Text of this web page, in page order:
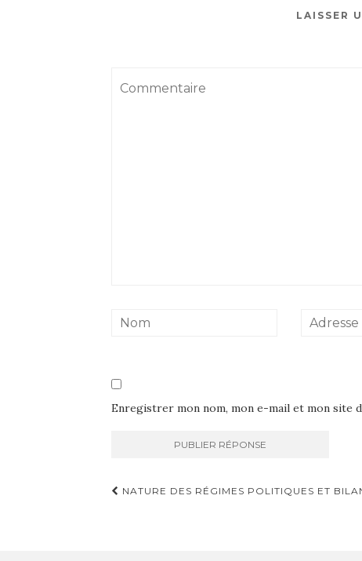
LAISSER
Enregistrer mon nom, mon e-mail et mon site
Navigation
NATURE DES RÉGIMES POLITIQUES ET